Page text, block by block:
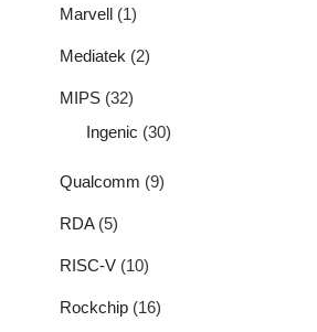
Marvell (1)
Mediatek (2)
MIPS (32)
Ingenic (30)
Qualcomm (9)
RDA(5)
RISC-V (10)
Rockchip (16)